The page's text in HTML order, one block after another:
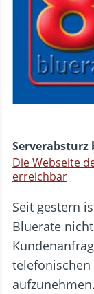
Serverabsturz
Die Webseite
erreichbar
Seit gestern
Bluerate
telefonischen